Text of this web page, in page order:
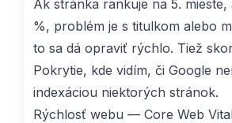
Ak stránka rankuje na 5. mieste,
%, problém je s titulkom alebo
to sa dá opraviť rýchlo. Tiež
Pokrytie, kde vidím, či Google
indexáciou niektorých stránok.
Rýchlosť webu — Core Web